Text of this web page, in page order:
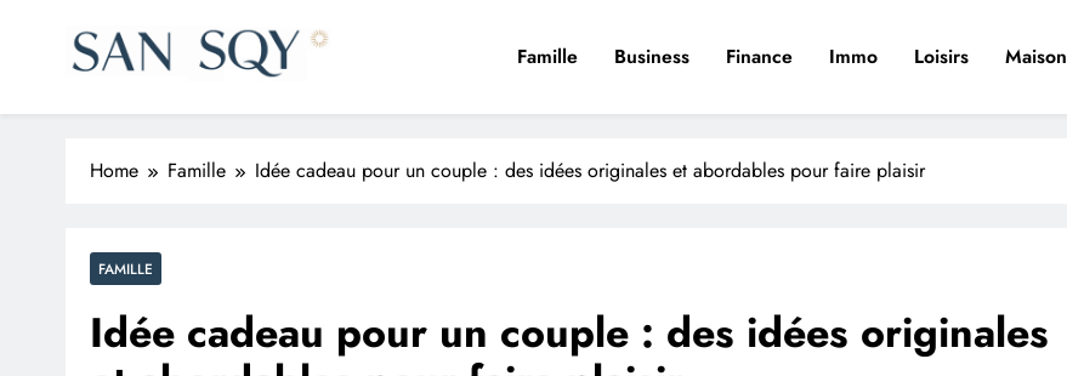
San Sqy
Le monde en un clic
Famille Business Finance Immo Loisirs Maison
Home Famille Idée cadeau pour un couple : des idées originales et abordables pour faire plaisir
FAMILLE
Idée cadeau pour un couple : des idées originales